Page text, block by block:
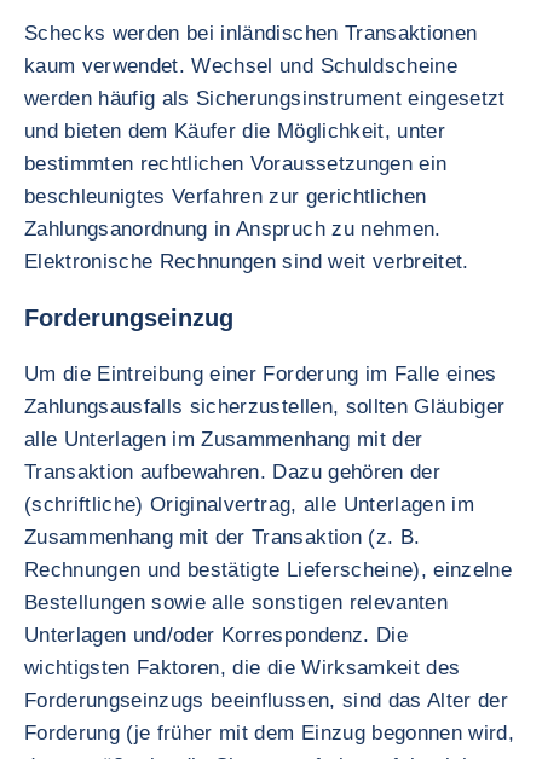
Schecks werden bei inländischen Transaktionen
kaum verwendet. Wechsel und Schuldscheine
werden häufig als Sicherungsinstrument eingesetzt
und bieten dem Käufer die Möglichkeit, unter
bestimmten rechtlichen Voraussetzungen ein
beschleunigtes Verfahren zur gerichtlichen
Zahlungsanordnung in Anspruch zu nehmen.
Elektronische Rechnungen sind weit verbreitet.
Forderungseinzug
Um die Eintreibung einer Forderung im Falle eines
Zahlungsausfalls sicherzustellen, sollten Gläubiger
alle Unterlagen im Zusammenhang mit der
Transaktion aufbewahren. Dazu gehören der
(schriftliche) Originalvertrag, alle Unterlagen im
Zusammenhang mit der Transaktion (z. B.
Rechnungen und bestätigte Lieferscheine), einzelne
Bestellungen sowie alle sonstigen relevanten
Unterlagen und/oder Korrespondenz. Die
wichtigsten Faktoren, die die Wirksamkeit des
Forderungseinzugs beeinflussen, sind das Alter der
Forderung (je früher mit dem Einzug begonnen wird,